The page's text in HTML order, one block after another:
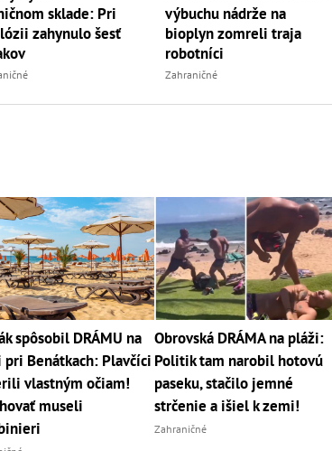
sklade: Pri
zahynulo šesť
výbuchu nádrže na
bioplyn zomreli traja
robotníci
Zahraničné
spôsobil DRÁMU na
pri Benátkach: Plavčíci
vlastným očiam!
museli
Obrovská DRÁMA na pláži:
Politik tam narobil hotovú
paseku, stačilo jemné
strčenie a išiel k zemi!
Zahraničné